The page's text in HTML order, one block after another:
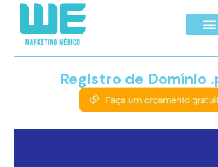
Registro de Domínio